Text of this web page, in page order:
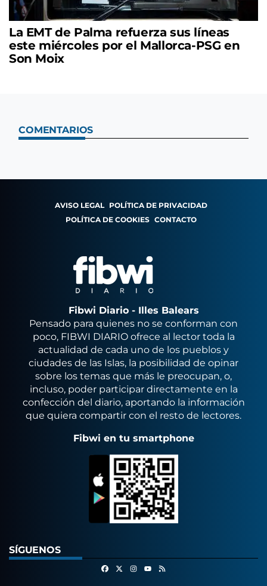
La EMT de Palma refuerza sus líneas
este miércoles por el Mallorca-PSG en
Son Moix
COMENTARIOS
AVISO LEGAL POLÍTICA DE PRIVACIDAD
POLÍTICA DE COOKIES CONTACTO
Fibwi Diario - Illes Balears
Pensado para quienes no se conforman con
poco, FIBWI DIARIO ofrece al lector toda la
actualidad de cada uno de los pueblos y
ciudades de las Islas, la posibilidad de opinar
sobre los temas que más le preocupan, o,
incluso, poder participar directamente en la
confección del diario, aportando la información
que quiera compartir con el resto de lectores.
Fibwi en tu smartphone
SÍGUENOS
FacebookInstagram